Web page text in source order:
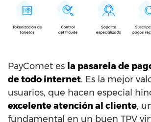
PayComet es la pasarela de
de todo internet. Es la mejor
usuarios, que hacen especial
excelente atención al cliente,
fundamental en un buen TPV